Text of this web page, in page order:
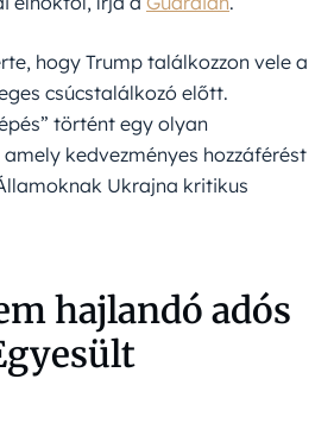
hogy Trump találkozzon vele a
csúcstalálkozó előtt.
történt egy olyan
kedvezményes hozzáférést
Ukrajna kritikus
hajlandó adós